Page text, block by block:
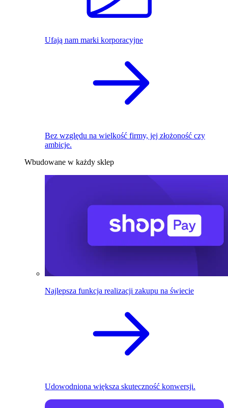
Ufają nam marki korporacyjne
Bez względu na wielkość firmy, jej złożoność czy
ambicje.
Wbudowane w każdy sklep
Najlepsza funkcja realizacji zakupu na świecie
Udowodniona większa skuteczność konwersji.